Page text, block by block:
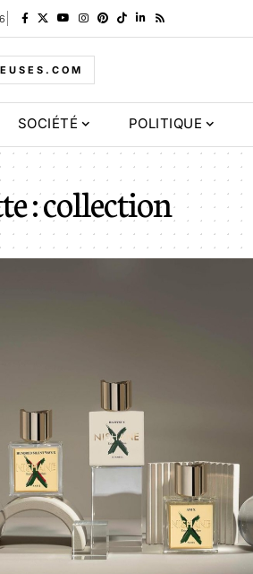
SOCIÉTÉ POLITIQUE
:collection